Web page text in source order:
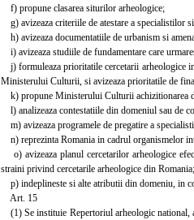
f) propune clasarea siturilor arheologice;
g) avizeaza criteriile de atestare a specialistilor
h) avizeaza documentatiile de urbanism si
i) avizeaza studiile de fundamentare care
j) formuleaza prioritatile cercetarii arheologice
Ministerului Culturii, si avizeaza prioritatile de
k) propune Ministerului Culturii achizitionarea
l) analizeaza contestatiile din domeniul sau de
m) avizeaza programele de pregatire a
n) reprezinta Romania in cadrul organismelor
o) avizeaza planul cercetarilor arheologice
straini privind cercetarile arheologice din Romania;
p) indeplineste si alte atributii din domeniu, in
Art. 15
(1) Se instituie Repertoriul arheologic